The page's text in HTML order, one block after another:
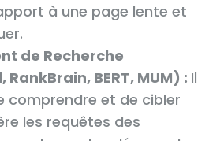
à une page lente et
de Recherche
BERT, MUM) : Il
comprendre et de cibler
les requêtes des